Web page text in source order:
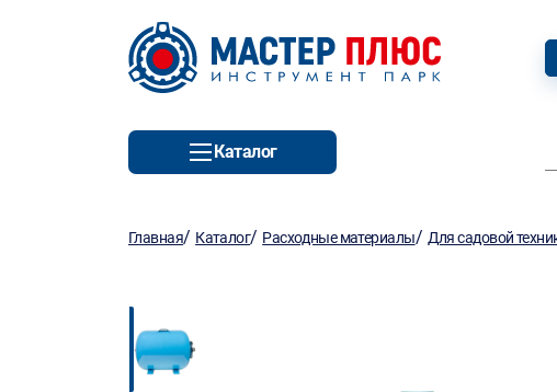
Каталог
Главная/ Каталог/ Расходные материалы/ Для садовой